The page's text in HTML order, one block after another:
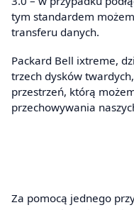
tym standardem
transferu danych.
Packard Bell ixtreme,
trzech dysków
przestrzeń, którą
przechowywania
Za pomocą jednego